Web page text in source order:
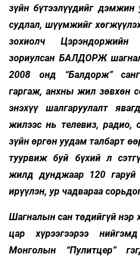
зүйн бүтээлүүдийг дэмжин
судлал, шүүмжийг
зохиолч Цэрэндоржийн
зориулсан БАЛДОРЖ
2008 онд “Балдорж”
гаргаж, анхны жил зөвхөн
энэхүү шалгаруулалт
жилээс нь телевиз, радио,
зүйн өргөн уудам талбарт
туурвиж буй бүхий л
жилд дунджаар 120 гаруй
ирүүлэн, ур чадвараа
Шагналын сан төдийгүй нэр
цар хүрээгээрээ
Монголын “Пулитцер”